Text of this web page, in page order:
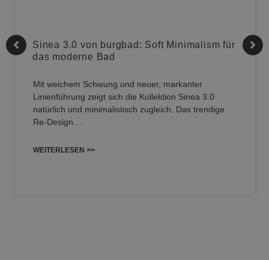
Sinea 3.0 von burgbad: Soft Minimalism für
das moderne Bad
Mit weichem Schwung und neuer, markanter
Linienführung zeigt sich die Kollektion Sinea 3.0
natürlich und minimalistisch zugleich. Das trendige
Re-Design…
WEITERLESEN >>